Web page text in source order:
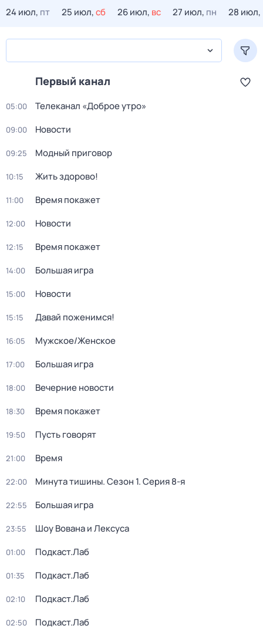
24 июл, пт 25 июл,сб 26 июл, вс 27 июл, пн 28 июл,
Первый канал
05:00 Телеканал «Доброе утро»
09:00 Новости
09:25 Модный приговор
10:15 Жить здорово!
11:00 Время покажет
12:00 Новости
12:15 Время покажет
14:00 Большая игра
15:00 Новости
15:15 Давай поженимся!
16:05 Мужское/Женское
17:00 Большая игра
18:00 Вечерние новости
18:30 Время покажет
19:50 Пусть говорят
21:00 Время
22:00 Минута тишины. Сезон 1. Серия 8-я
22:55 Большая игра
23:55 Шоу Вована и Лексуса
01:00 Подкаст.Лаб
01:35 Подкаст.Лаб
02:10 Подкаст.Лаб
02:50 Подкаст.Лаб